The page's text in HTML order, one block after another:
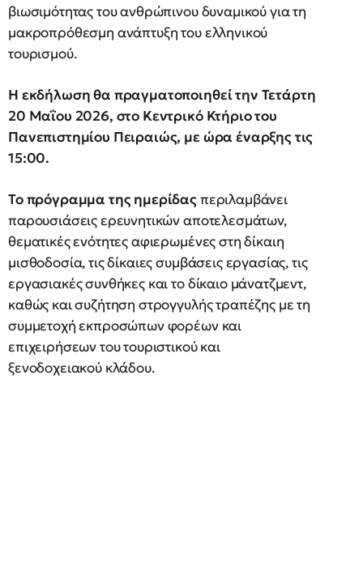
βιωσιμότητας του ανθρώπινου δυναμικού για τη
μακροπρόθεσμη ανάπτυξη του ελληνικού
τουρισμού.
Η εκδήλωση θα πραγματοποιηθεί την Τετάρτη
20 Μαΐου 2026, στο Κεντρικό Κτήριο του
Πανεπιστημίου Πειραιώς, με ώρα έναρξης τις
15:00.
Το πρόγραμμα της ημερίδαςπεριλαμβάνει
παρουσιάσεις ερευνητικών αποτελεσμάτων,
θεματικές ενότητες αφιερωμένες στη δίκαιη
μισθοδοσία, τις δίκαιες συμβάσεις εργασίας, τις
εργασιακές συνθήκες και το δίκαιο μάνατζμεντ,
καθώς και συζήτηση στρογγυλής τραπέζης με τη
συμμετοχή εκπροσώπων φορέων και
επιχειρήσεων του τουριστικού και
ξενοδοχειακού κλάδου.